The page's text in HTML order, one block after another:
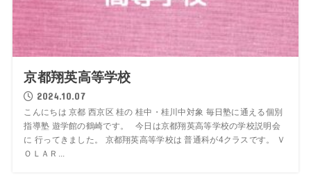
京都翔英高等学校
2024.10.07
こんにちは 京都 西京区 桂の 桂中・桂川中対象 毎日塾に通える個別
指導塾 遊学館の鶴崎です。 今日は京都翔英高等学校の学校説明会
に 行ってきました。 京都翔英高等学校は 普通科が4クラスです。 Ｖ
ＯＬＡＲ...